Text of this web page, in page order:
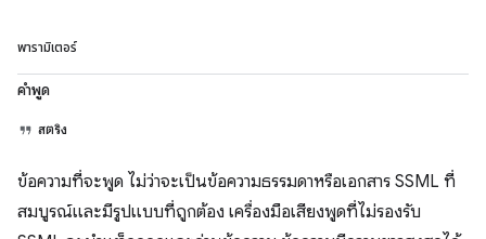
พารามิเตอร์
คำพูด
สตริง
ข้อความที่จะพูด ไม่ว่าจะเป็นข้อความธรรมดาหรือเอกสาร SSML ที่
สมบูรณ์และมีรูปแบบที่ถูกต้อง เครื่องมือเสียงพูดที่ไม่รองรับ